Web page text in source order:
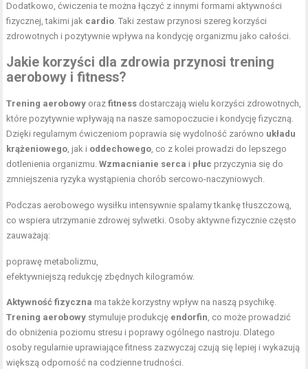
Dodatkowo, ćwiczenia te można łączyć z innymi formami aktywności
fizycznej, takimi jak cardio. Taki zestaw przynosi szereg korzyści
zdrowotnych i pozytywnie wpływa na kondycję organizmu jako całości.
Jakie korzyści dla zdrowia przynosi trening
aerobowy i fitness?
Trening aerobowy orazfitness dostarczają wielu korzyści zdrowotnych,
które pozytywnie wpływają na nasze samopoczucie i kondycję fizyczną.
Dzięki regularnym ćwiczeniom poprawia się wydolność zarówno układu
krążeniowego, jak i oddechowego, co z kolei prowadzi do lepszego
dotlenienia organizmu.Wzmacnianie serca i płuc przyczynia się do
zmniejszenia ryzyka wystąpienia chorób sercowo-naczyniowych.
Podczas aerobowego wysiłku intensywnie spalamy tkankę tłuszczową,
co wspiera utrzymanie zdrowej sylwetki. Osoby aktywne fizycznie często
zauważają:
poprawę metabolizmu,
efektywniejszą redukcję zbędnych kilogramów.
Aktywność fizyczna ma także korzystny wpływ na naszą psychikę.
Trening aerobowy stymuluje produkcję endorfin, co może prowadzić
do obniżenia poziomu stresu i poprawy ogólnego nastroju. Dlatego
osoby regularnie uprawiające fitness zazwyczaj czują się lepiej i wykazują
większą odporność na codzienne trudności.